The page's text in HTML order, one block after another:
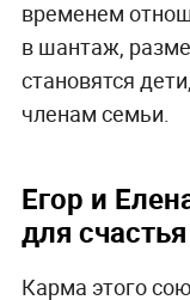
временем
в шантаж,
становятся
членам семьи.
Егор и
для
Карма этого